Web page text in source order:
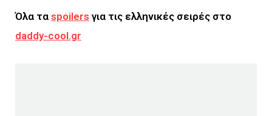
Όλα τα spoilers για τις ελληνικές σειρές στο
daddy-cool.gr